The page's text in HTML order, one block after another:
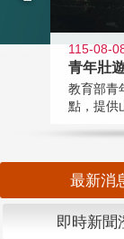
115-08-
青年壯
教育部青
點，提供
最新消
即時新聞